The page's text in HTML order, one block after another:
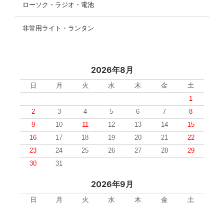
ローソク・ラジオ・電池
非常用ライト・ランタン
2026年8月
日 月 火 水 木 金
土
1
2
3 4 5 6 7
8
9
10 11 12 13 14
15
16
17 18 19 20 21
22
23
24 25 26 27 28
29
30
31
2026年9月
日 月 火 水 木 金
土